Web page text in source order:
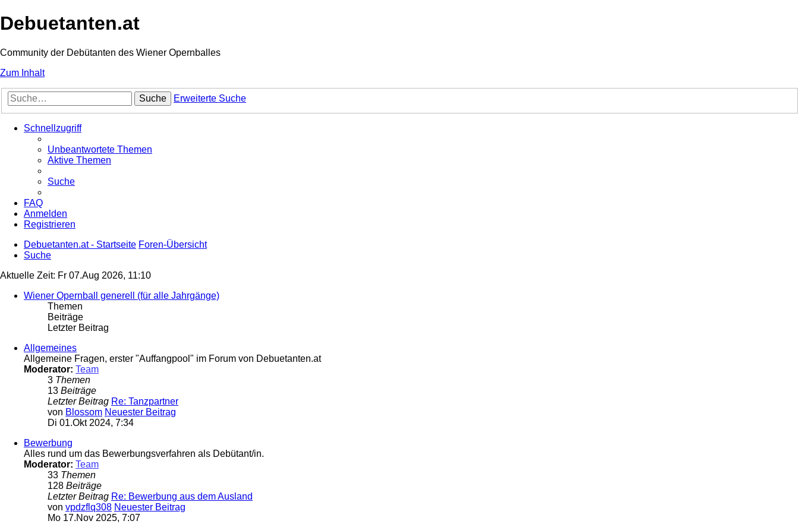
Debuetanten.at
Community der Debütanten des Wiener Opernballes
Zum Inhalt
Suche Erweiterte Suche
Schnellzugriff
Unbeantwortete Themen
Aktive Themen
Suche
FAQ
Anmelden
Registrieren
Debuetanten.at - Startseite Foren-Übersicht
Suche
Aktuelle Zeit: Fr 07.Aug 2026, 11:10
Wiener Opernball generell (für alle Jahrgänge)
Themen
Beiträge
Letzter Beitrag
Allgemeines
Allgemeine Fragen, erster "Auffangpool" im Forum von Debuetanten.at
Moderator: Team
3 Themen
13 Beiträge
Letzter Beitrag Re: Tanzpartner
von Blossom Neuester Beitrag
Di 01.Okt 2024, 7:34
Bewerbung
Alles rund um das Bewerbungsverfahren als Debütant/in.
Moderator: Team
33 Themen
128 Beiträge
Letzter Beitrag Re: Bewerbung aus dem Ausland
von vpdzflq308 Neuester Beitrag
Mo 17.Nov 2025, 7:07